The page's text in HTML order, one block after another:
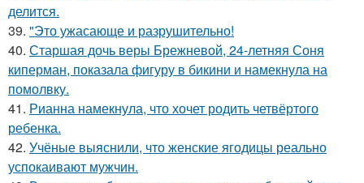
делится.
39. "Это ужасающе и разрушительно!
40. Старшая дочь веры Брежневой, 24-летняя Соня
киперман, показала фигуру в бикини и намекнула на
помолвку.
41. Рианна намекнула, что хочет родить четвёртого
ребенка.
42. Учёные выяснили, что женские ягодицы реально
успокаивают мужчин.